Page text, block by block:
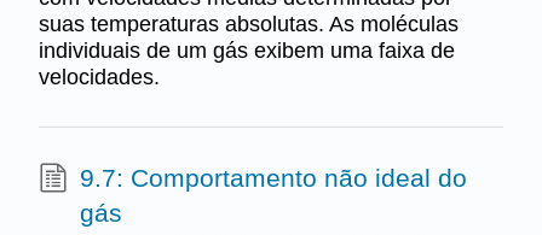
suas temperaturas absolutas. As moléculas
individuais de um gás exibem uma faixa de
velocidades.
9.7: Comportamento não ideal do
gás